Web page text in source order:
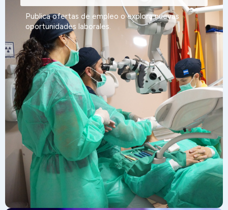
Publica ofertas de empleo o explora nuevas
oportunidades laborales.